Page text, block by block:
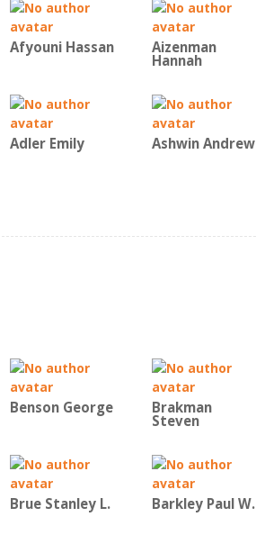
Afyouni Hassan Aizenman
Hannah
Adler Emily Ashwin Andrew
Benson George Brakman
Steven
Brue Stanley L. Barkley Paul W.